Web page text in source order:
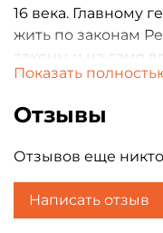
16 века. Главному
жить по законам
законы и на само
инквизиции, но
благочестивым
Показать
Отзывы
Отзывов еще
Написать отзыв